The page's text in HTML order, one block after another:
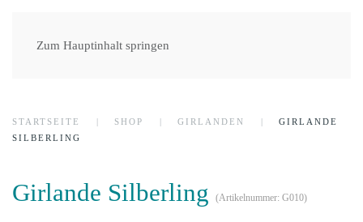
Zum Hauptinhalt springen
STARTSEITE SHOP GIRLANDEN
GIRLANDE
SILBERLING
Girlande Silberling (Artikelnummer: G010)